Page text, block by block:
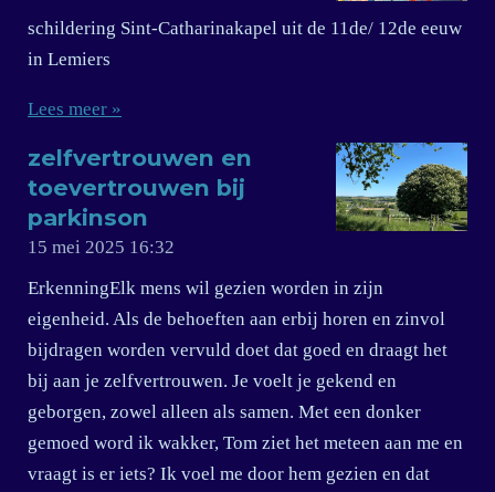
schildering Sint-Catharinakapel uit de 11de/ 12de eeuw
in Lemiers
Lees meer »
zelfvertrouwen en
toevertrouwen bij
parkinson
15 mei 2025 16:32
ErkenningElk mens wil gezien worden in zijn
eigenheid. Als de behoeften aan erbij horen en zinvol
bijdragen worden vervuld doet dat goed en draagt het
bij aan je zelfvertrouwen. Je voelt je gekend en
geborgen, zowel alleen als samen. Met een donker
gemoed word ik wakker, Tom ziet het meteen aan me en
vraagt is er iets? Ik voel me door hem gezien en dat